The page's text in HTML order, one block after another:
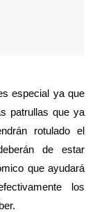
especial ya que
patrullas que ya
rotulado el
de estar
que ayudará
los